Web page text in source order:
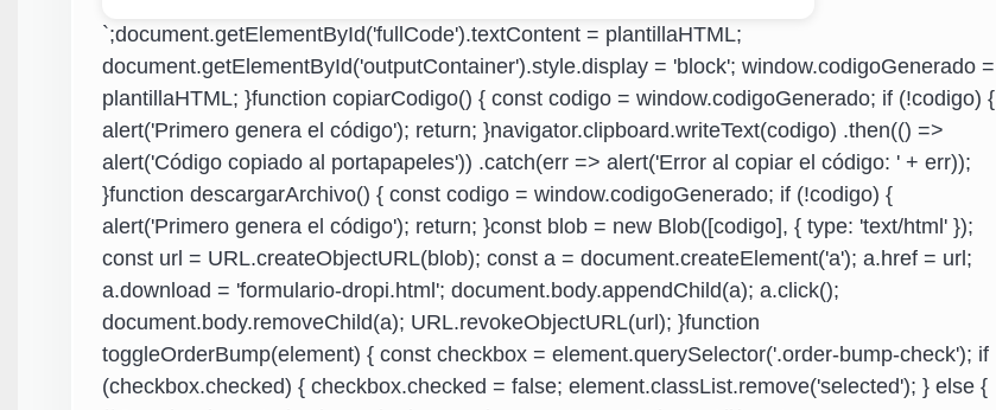
`;document.getElementById('fullCode').textContent = plantillaHTML;
document.getElementById('outputContainer').style.display = 'block'; window.codigoGenerado =
plantillaHTML; }function copiarCodigo() { const codigo = window.codigoGenerado; if (!codigo) {
alert('Primero genera el código'); return; }navigator.clipboard.writeText(codigo) .then(() =>
alert('Código copiado al portapapeles')) .catch(err => alert('Error al copiar el código: ' + err));
}function descargarArchivo() { const codigo = window.codigoGenerado; if (!codigo) {
alert('Primero genera el código'); return; }const blob = new Blob([codigo], { type: 'text/html' });
const url = URL.createObjectURL(blob); const a = document.createElement('a'); a.href = url;
a.download = 'formulario-dropi.html'; document.body.appendChild(a); a.click();
document.body.removeChild(a); URL.revokeObjectURL(url); }function
toggleOrderBump(element) { const checkbox = element.querySelector('.order-bump-check'); if
(checkbox.checked) { checkbox.checked = false; element.classList.remove('selected'); } else {